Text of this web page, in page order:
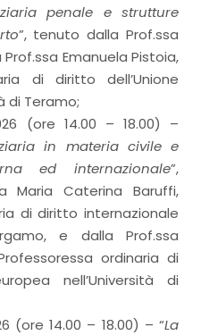
penale e strutture
”, tenuto dalla Prof.ssa
Emanuela Pistoia,
di diritto dell’Unione
di Teramo;
(ore 14.00 – 18.00) –
in materia civile e
ed internazionale”,
Maria Caterina Baruffi,
di diritto internazionale
e dalla Prof.ssa
ordinaria di
nell’Università di
(ore 14.00 – 18.00) – “La